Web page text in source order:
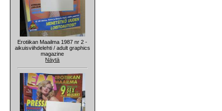
Erotiikan Maailma 1987 nr 2 -
aikuisviihdelehti / adult graphics
magazine
Näytä